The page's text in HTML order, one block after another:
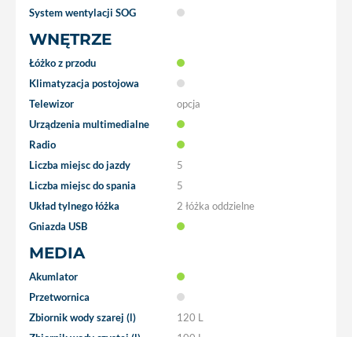
System wentylacji SOG
WNĘTRZE
Łóżko z przodu
Klimatyzacja postojowa
Telewizor
opcja
Urządzenia multimedialne
Radio
Liczba miejsc do jazdy
5
Liczba miejsc do spania
5
Układ tylnego łóżka
2 łóżka oddzielne
Gniazda USB
MEDIA
Akumlator
Przetwornica
Zbiornik wody szarej (l)
120 L